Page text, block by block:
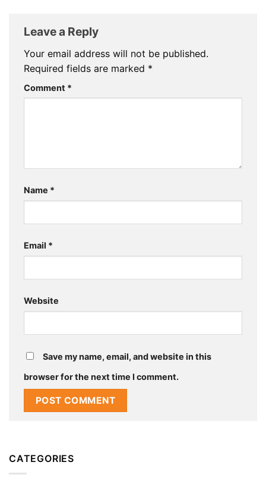
Leave a Reply
Your email address will not be published.
Required fields are marked *
Comment *
Name *
Email *
Website
Save my name, email, and website in this
browser for the next time I comment.
CATEGORIES